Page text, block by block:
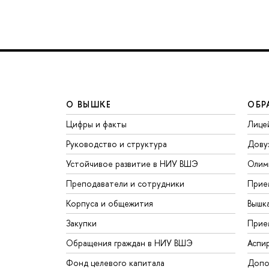
О ВЫШКЕ
Цифры и факты
Руководство и структура
Устойчивое развитие в НИУ ВШЭ
Преподаватели и сотрудники
Корпуса и общежития
Закупки
Обращения граждан в НИУ ВШЭ
Фонд целевого капитала